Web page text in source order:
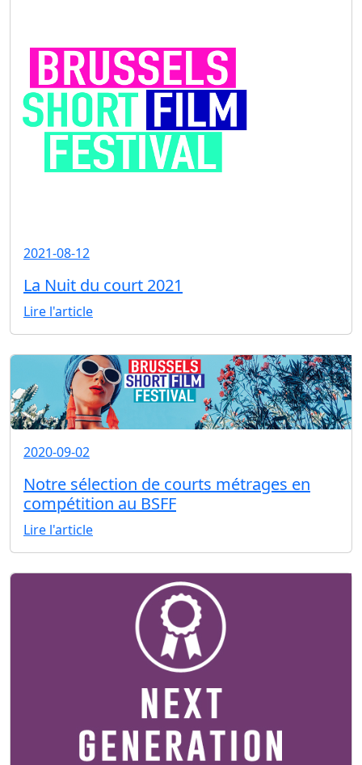
2021-08-12
La Nuit du court 2021
Lire l'article
2020-09-02
Notre sélection de courts métrages en
compétition au BSFF
Lire l'article